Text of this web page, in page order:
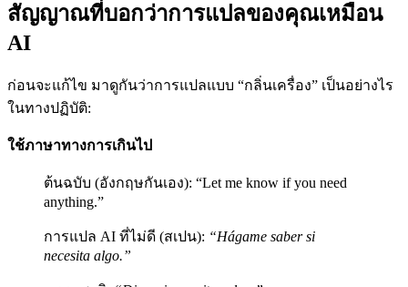
สัญญาณที่บอกว่าการแปลของคุณเหมือน
AI
ก่อนจะแก้ไข มาดูกันว่าการแปลแบบ “กลิ่นเครื่อง” เป็นอย่างไร
ในทางปฏิบัติ:
ใช้ภาษาทางการเกินไป
ต้นฉบับ (อังกฤษกันเอง): “Let me know if you need
anything.”
การแปล AI ที่ไม่ดี (สเปน): “Hágame saber si
necesita algo.”